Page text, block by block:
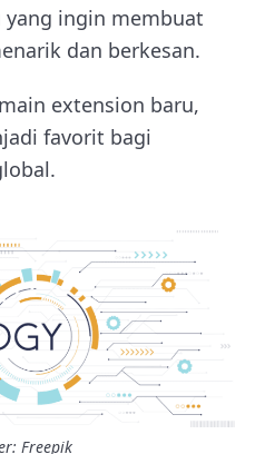
ingin membuat
dan berkesan.
extension baru,
favorit bagi
Freepik